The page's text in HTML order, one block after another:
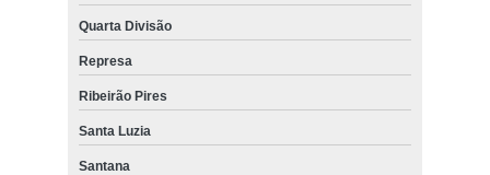
Quarta Divisão
Represa
Ribeirão Pires
Santa Luzia
Santana